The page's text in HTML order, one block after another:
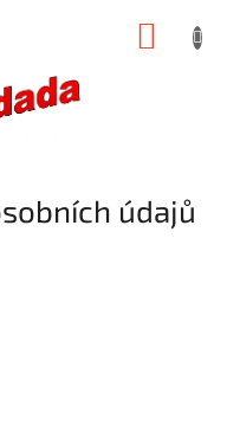
údajů